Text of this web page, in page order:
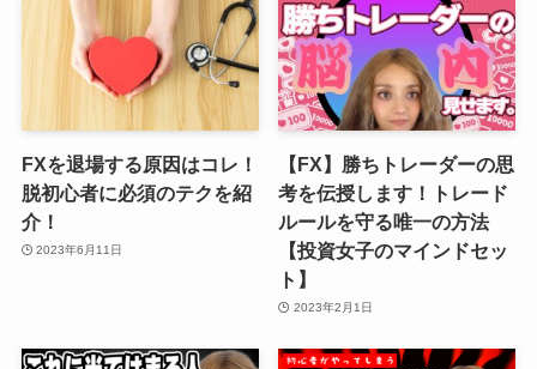
FXを退場する原因はコレ！
脱初心者に必須のテクを紹
介！
2023年6月11日
【FX】勝ちトレーダーの思
考を伝授します！トレード
ルールを守る唯一の方法
【投資女子のマインドセッ
ト】
2023年2月1日